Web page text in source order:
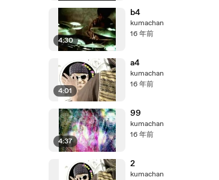
4:30
b4
kumachan
16 年前
4:01
a4
kumachan
16 年前
4:37
99
kumachan
16 年前
2
kumachan